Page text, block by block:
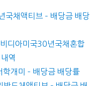
국채액티브 – 배당금 배당
디아미국30년국채혼합
역
개미 – 배당금 배당률